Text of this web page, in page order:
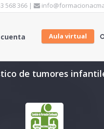
568 366 |
Aula virtual
de tumores